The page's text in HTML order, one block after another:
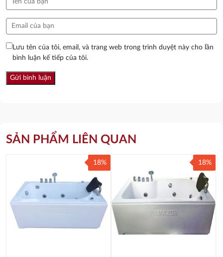
Lưu tên của tôi, email, và trang web trong trình duyệt này cho lần
bình luận kế tiếp của tôi.
SẢN PHẨM LIÊN QUAN
18% 18%